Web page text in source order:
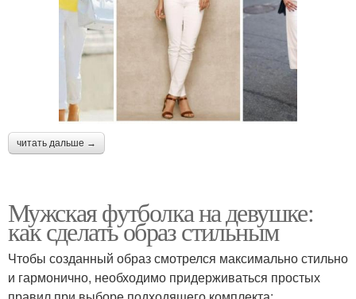
читать дальше →
Мужская футболка на девушке:
как сделать образ стильным
Чтобы созданный образ смотрелся максимально стильно
и гармонично, необходимо придерживаться простых